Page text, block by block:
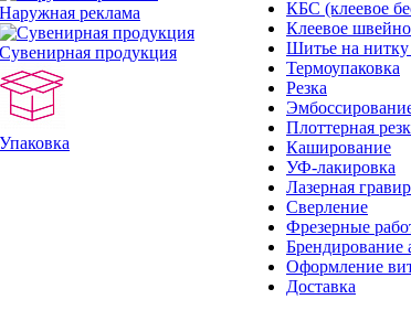
Наружная реклама
Сувенирная продукция
Упаковка
КБС (клеевое
Клеевое
Шитье на нитку
Термоупаковка
Резка
Плоттерная
Каширование
УФ-лакировка
Лазерная
Сверление
Фрезерные
Брендирование
Оформление
Доставка